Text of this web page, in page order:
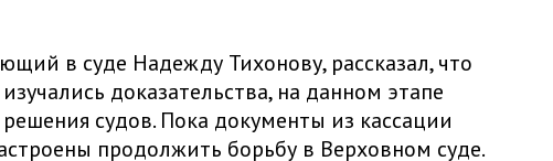
в суде Надежду Тихонову, рассказал, что
доказательства, на данном этапе
решения судов. Пока документы из кассации
продолжить борьбу в Верховном суде.